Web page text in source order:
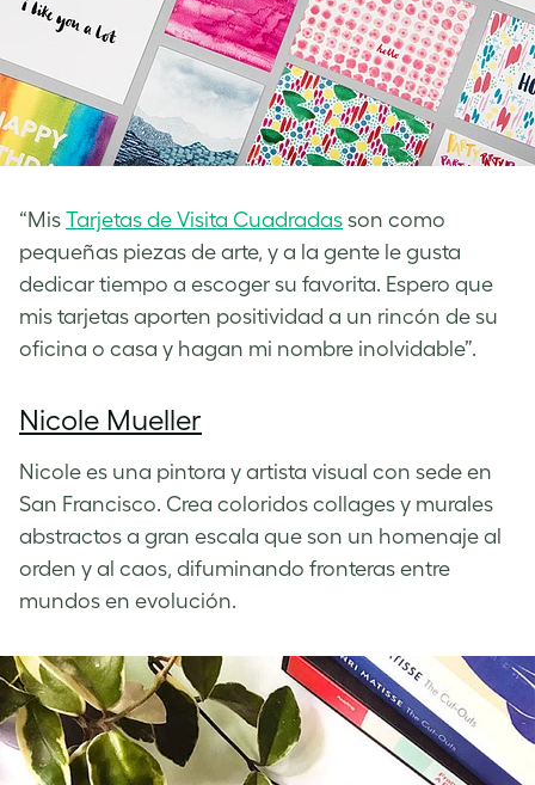
“Mis Tarjetas de Visita Cuadradas son como
pequeñas piezas de arte, y a la gente le gusta
dedicar tiempo a escoger su favorita. Espero que
mis tarjetas aporten positividad a un rincón de su
oficina o casa y hagan mi nombre inolvidable”.
Nicole Mueller
Nicole es una pintora y artista visual con sede en
San Francisco. Crea coloridos collages y murales
abstractos a gran escala que son un homenaje al
orden y al caos, difuminando fronteras entre
mundos en evolución.